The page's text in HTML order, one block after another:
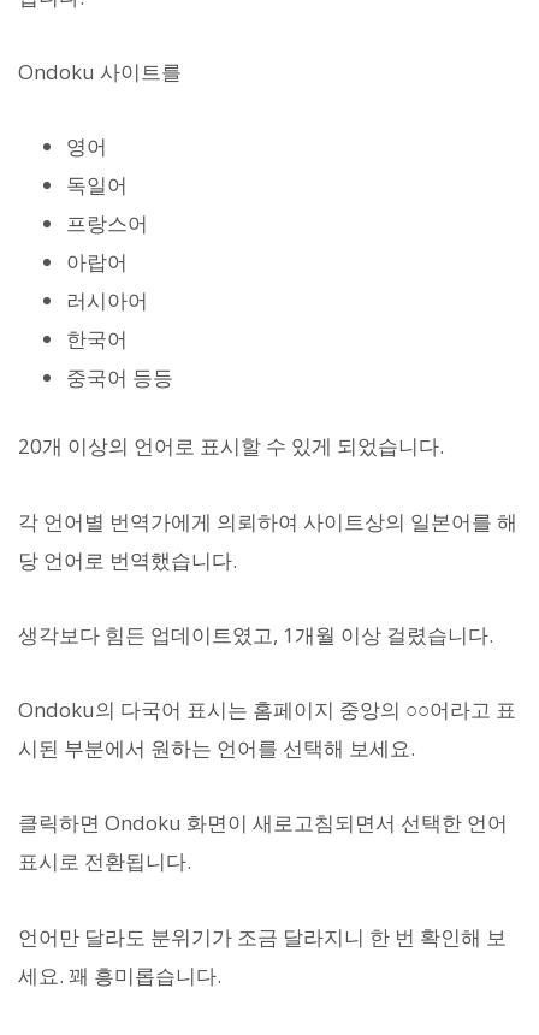
Ondoku 사이트를
영어
독일어
프랑스어
아랍어
러시아어
한국어
중국어 등등
20개 이상의 언어로 표시할 수 있게 되었습니다.
각 언어별 번역가에게 의뢰하여 사이트상의 일본어를 해
당 언어로 번역했습니다.
생각보다 힘든 업데이트였고, 1개월 이상 걸렸습니다.
Ondoku의 다국어 표시는 홈페이지 중앙의 ○○어라고 표
시된 부분에서 원하는 언어를 선택해 보세요.
클릭하면 Ondoku 화면이 새로고침되면서 선택한 언어
표시로 전환됩니다.
언어만 달라도 분위기가 조금 달라지니 한 번 확인해 보
세요. 꽤 흥미롭습니다.